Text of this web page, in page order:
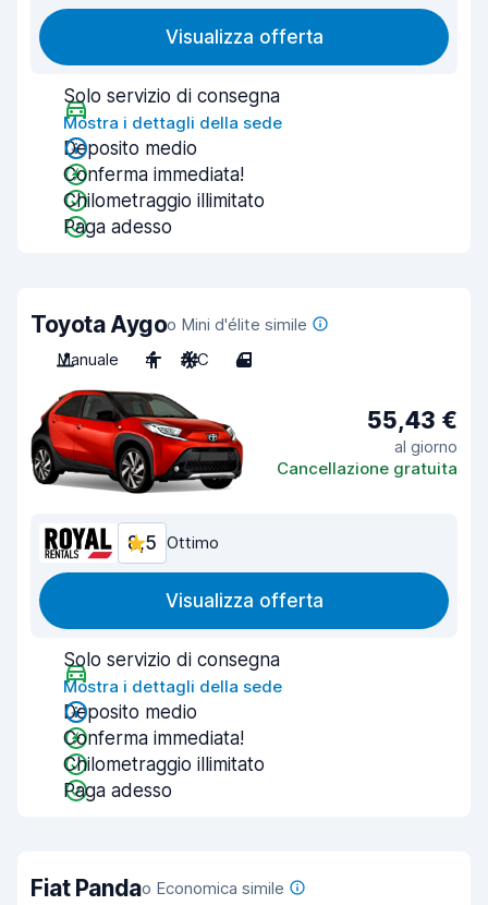
Visualizza offerta
Solo servizio di consegna
Mostra i dettagli della sede
Deposito medio
Conferma immediata!
Chilometraggio illimitato
Paga adesso
Toyota Aygoo Mini d'élite simile
Manuale
4 A/C 4
55,43 €
al giorno
Cancellazione gratuita
8,5 Ottimo
Visualizza offerta
Solo servizio di consegna
Mostra i dettagli della sede
Deposito medio
Conferma immediata!
Chilometraggio illimitato
Paga adesso
Fiat Pandao Economica simile